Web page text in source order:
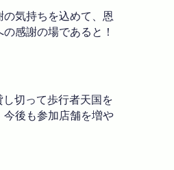
気持ちを込めて、恩
感謝の場であると！
切って歩行者天国を
後も参加店舗を増や